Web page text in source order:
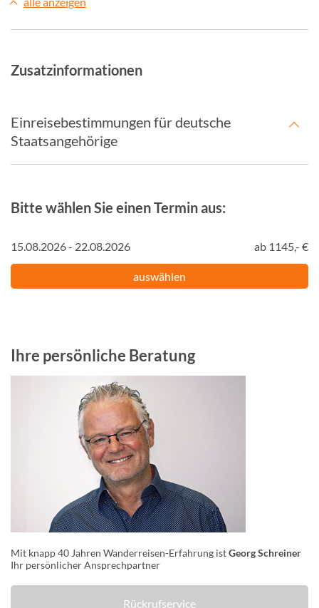
Zusatzinformationen
Einreisebestimmungen für deutsche
Staatsangehörige
Bitte wählen Sie einen Termin aus:
15.08.2026 - 22.08.2026 ab 1145,- €
auswählen
Ihre persönliche Beratung
Mit knapp 40 Jahren Wanderreisen-Erfahrung istGeorg Schreiner
Ihr persönlicher Ansprechpartner
Rückrufservice